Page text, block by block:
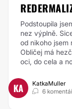
Podstoupila
nez výplně.
od nikoho jsem
Obličej má
oci, do cela a
KA
KatkaMuller
6